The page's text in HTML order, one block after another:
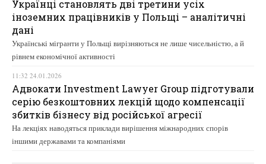
Українці становлять дві третини усіх
іноземних працівників у Польщі – аналітичні
дані
Українські мігранти у Польщі вирізняються не лише чисельністю, а й
рівнем економічної активності
11:32 24.01.2026
Адвокати Investment Lawyer Group підготували
серію безкоштовних лекцій щодо компенсації
збитків бізнесу від російської агресії
На лекціях наводяться приклади вирішення міжнародних спорів
іншими державами та компаніями